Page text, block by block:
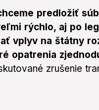
predložiť
rýchlo, aj po
vplyv na štátny
opatrenia
zrušenie